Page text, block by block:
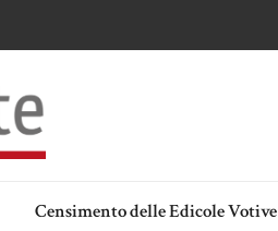
Censimento delle Edicole Votive